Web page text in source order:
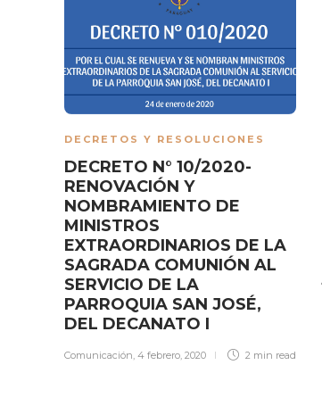
DECRETOS Y RESOLUCIONES
DECRETO N° 10/2020-
RENOVACIÓN Y
NOMBRAMIENTO DE
MINISTROS
EXTRAORDINARIOS DE LA
SAGRADA COMUNIÓN AL
SERVICIO DE LA
PARROQUIA SAN JOSÉ,
DEL DECANATO I
Comunicación, 4 febrero, 2020 2 min read